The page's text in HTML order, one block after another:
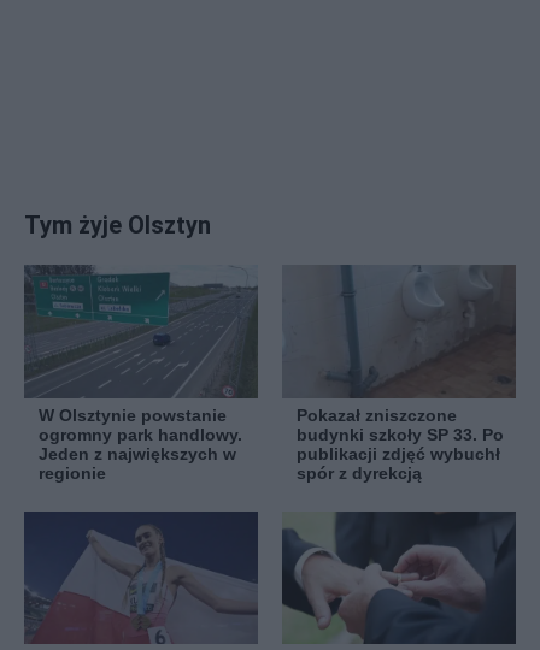
Tym żyje Olsztyn
W Olsztynie powstanie
ogromny park handlowy.
Jeden z największych w
regionie
Pokazał zniszczone
budynki szkoły SP 33. Po
publikacji zdjęć wybuchł
spór z dyrekcją